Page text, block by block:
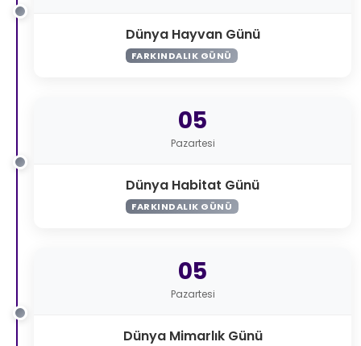
Dünya Hayvan Günü
FARKINDALIK GÜNÜ
05
Pazartesi
Dünya Habitat Günü
FARKINDALIK GÜNÜ
05
Pazartesi
Dünya Mimarlık Günü